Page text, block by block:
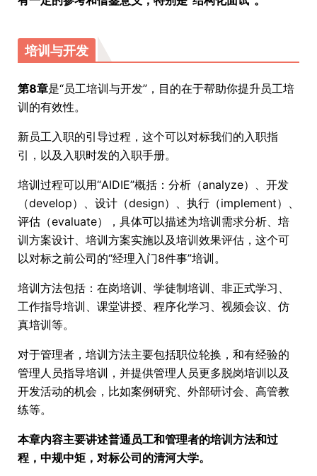
培训与开发
第8章是“员工培训与开发”，目的在于帮助你提升员工培
训的有效性。
新员工入职的引导过程，这个可以对标我们的入职指
引，以及入职时发的入职手册。
培训过程可以用“AIDIE”概括：分析（analyze）、开发
（develop）、设计（design）、执行（implement）、
评估（evaluate），具体可以描述为培训需求分析、培
训方案设计、培训方案实施以及培训效果评估，这个可
以对标之前公司的“经理入门8件事”培训。
培训方法包括：在岗培训、学徒制培训、非正式学习、
工作指导培训、课堂讲授、程序化学习、视频会议、仿
真培训等。
对于管理者，培训方法主要包括职位轮换，和有经验的
管理人员指导培训，并提供管理人员更多脱岗培训以及
开发活动的机会，比如案例研究、外部研讨会、高管教
练等。
本章内容主要讲述普通员工和管理者的培训方法和过
程，中规中矩，对标公司的清河大学。